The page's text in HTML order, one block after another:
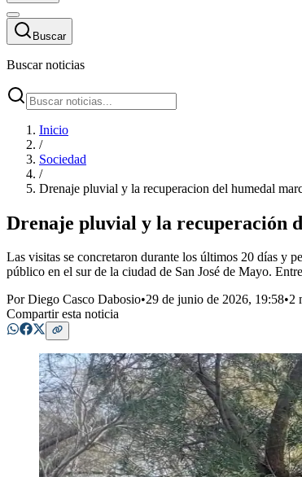
Buscar
Buscar noticias
Inicio
/
Sociedad
/
Drenaje pluvial y la recuperacion del humedal
Drenaje pluvial y la recuperación
Las visitas se concretaron durante los últimos 20 días y
público en el sur de la ciudad de San José de Mayo.
PorDiego Casco Dabosio•29 de junio de 2026, 19:58•2
Compartir esta noticia